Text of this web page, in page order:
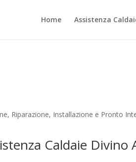
Home Assistenza
Riparazione, Installazione e Pronto
Caldaie Divino